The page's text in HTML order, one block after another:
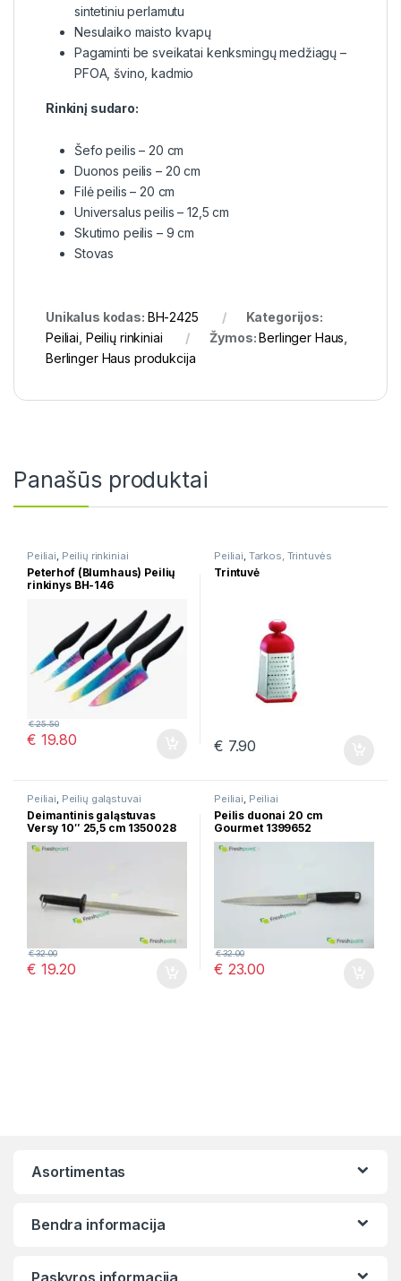
sintetiniu perlamutu
Nesulaiko maisto kvapų
Pagaminti be sveikatai kenksmingų medžiagų –
PFOA, švino, kadmio
Rinkinį sudaro:
Šefo peilis – 20 cm
Duonos peilis – 20 cm
Filė peilis – 20 cm
Universalus peilis – 12,5 cm
Skutimo peilis – 9 cm
Stovas
Unikalus kodas: BH-2425
Kategorijos:
Peiliai Peilių rinkiniai Žymos:Berlinger Haus
Berlinger Haus produkcija
Panašūs produktai
Peiliai, Peilių rinkiniai
Peterhof (Blumhaus) Peilių
rinkinys BH-146
€ 19.80
€25.50
Peiliai, Tarkos, Trintuvės
Trintuvė
€ 7.90
Peiliai Peilių galąstuvai
Deimantinis galąstuvas
Versy 10″ 25,5 cm 1350028
€ 19.20
€32.00
Peiliai Peiliai
Peilis duonai 20 cm
Gourmet 1399652
€ 23.00
€32.00
Asortimentas
Bendra informacija
Paskyros informacija